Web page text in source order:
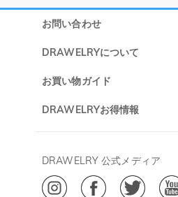
お問い合わせ
DRAWELRYについて
DRAWELRYについて
ご利用規約
ご特定商取引法に基づく表示
お買い物ガイド
発送について
ジュエリーお手入れ
Drawelry Blog
DRAWELRYお得情報
会員・ポイントについて
DRAWELRY 公式メディア